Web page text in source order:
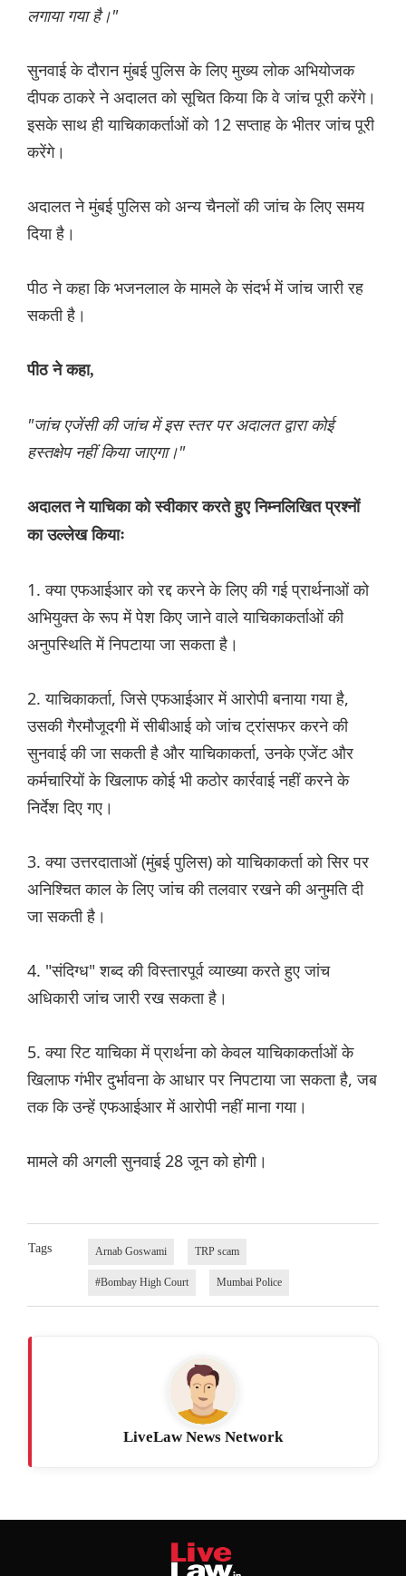
लगाया गया है।"
सुनवाई के दौरान मुंबई पुलिस के लिए मुख्य लोक अभियोजक
दीपक ठाकरे ने अदालत को सूचित किया कि वे जांच पूरी करेंगे।
इसके साथ ही याचिकाकर्ताओं को 12 सप्ताह के भीतर जांच पूरी
करेंगे।
अदालत ने मुंबई पुलिस को अन्य चैनलों की जांच के लिए समय
दिया है।
पीठ ने कहा कि भजनलाल के मामले के संदर्भ में जांच जारी रह
सकती है।
पीठ ने कहा,
"जांच एजेंसी की जांच में इस स्तर पर अदालत द्वारा कोई
हस्तक्षेप नहीं किया जाएगा।"
अदालत ने याचिका को स्वीकार करते हुए निम्नलिखित प्रश्नों
का उल्लेख कियाः
1. क्या एफआईआर को रद्द करने के लिए की गई प्रार्थनाओं को
अभियुक्त के रूप में पेश किए जाने वाले याचिकाकर्ताओं की
अनुपस्थिति में निपटाया जा सकता है।
2. याचिकाकर्ता, जिसे एफआईआर में आरोपी बनाया गया है,
उसकी गैरमौजूदगी में सीबीआई को जांच ट्रांसफर करने की
सुनवाई की जा सकती है और याचिकाकर्ता, उनके एजेंट और
कर्मचारियों के खिलाफ कोई भी कठोर कार्रवाई नहीं करने के
निर्देश दिए गए।
3. क्या उत्तरदाताओं (मुंबई पुलिस) को याचिकाकर्ता को सिर पर
अनिश्चित काल के लिए जांच की तलवार रखने की अनुमति दी
जा सकती है।
4. "संदिग्ध" शब्द की विस्तारपूर्व व्याख्या करते हुए जांच
अधिकारी जांच जारी रख सकता है।
5. क्या रिट याचिका में प्रार्थना को केवल याचिकाकर्ताओं के
खिलाफ गंभीर दुर्भावना के आधार पर निपटाया जा सकता है, जब
तक कि उन्हें एफआईआर में आरोपी नहीं माना गया।
मामले की अगली सुनवाई 28 जून को होगी।
Tags Arnab Goswami TRP scam
#Bombay High Court Mumbai Police
LiveLaw News Network